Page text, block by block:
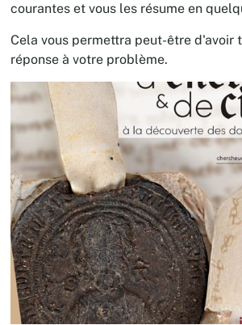
courantes et vous les résume en
Cela vous permettra peut-être d'avoir
réponse à votre problème.